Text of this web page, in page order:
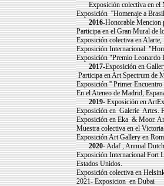
Exposición colectiva en el
Exposición ''Homenaje a
2016-Honorable Mencion
Participa en el Gran Mural de
Exposición colectiva en
Exposición Internacional
Exposición "Premio Leonardo
2017-Exposición en
Participa en Art Spectrum de
Exposición '' Primer Encuentro
En el Ateneo de Madrid,
2019- Exposición en
Exposición en Galerie Artes.
Exposición en Eka & Moor.
Muestra colectiva en el
Exposición Art Gallery en
2020- Adaf , Annual
Exposición Internacional Fort
Estados Unidos.
Exposición colectiva en
2021- Exposicion en Dubai